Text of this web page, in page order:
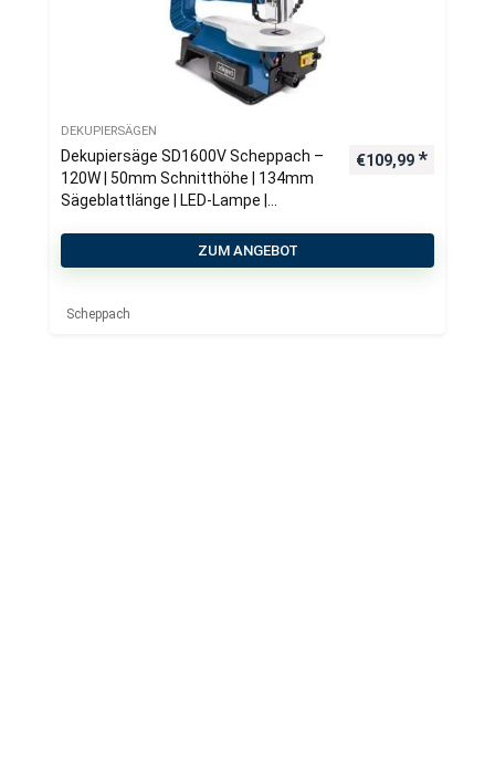
DEKUPIERSÄGEN
Dekupiersäge SD1600V Scheppach –
120W | 50mm Schnitthöhe | 134mm
Sägeblattlänge | LED-Lampe |
€109,99
ZUM ANGEBOT
Scheppach